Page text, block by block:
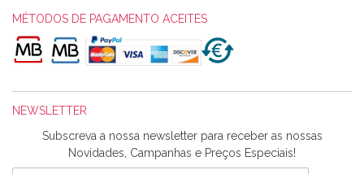
obrigada pelo miminho que dá um jeitaço pras minhas linhas
de bordar e não sei o que pões nos tecidos, mas que cheiram
maravilhosamente ... cheiram! :) Muito Obrigada.
Harita a minha encomenda já chegou. :) Muito obrigada pela
rapidez no envio, pela qualidade dos materiais que me
MÉTODOS DE PAGAMENTO ACEITES
NEWSLETTER
Subscreva a nossa newsletter para receber as nossas
Novidades, Campanhas e Preços Especiais!